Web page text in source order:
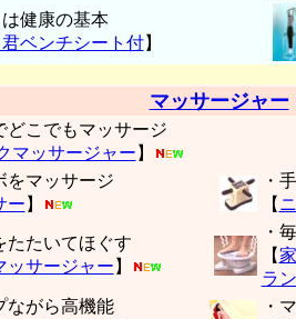
は健康の基本
ベンチシート付】
マッサージャー
どこでもマッサージ
マッサージャー 】
をマッサージ
ー 】
・
【
たたいてほぐす
ッサージャー 】
・
【
ラ
ながら高機能
・